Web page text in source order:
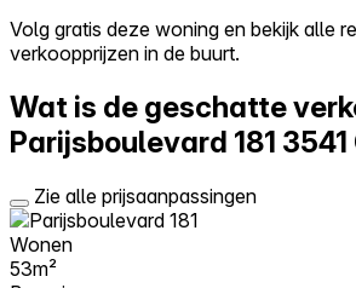
Log in
Probeer Walter gratis
Volg gratis deze woning en bekijk alle
verkoopprijzen in de buurt.
Wat is de geschatte
Parijsboulevard 181
Zie alle prijsaanpassingen
Wonen
53m²